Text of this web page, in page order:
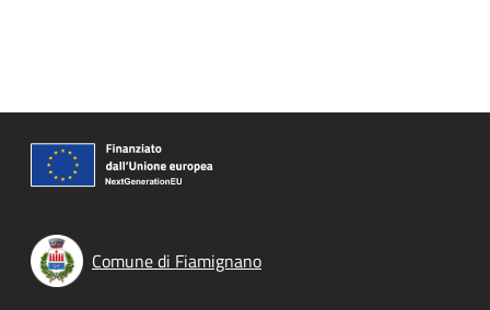
Comune di Fiamignano